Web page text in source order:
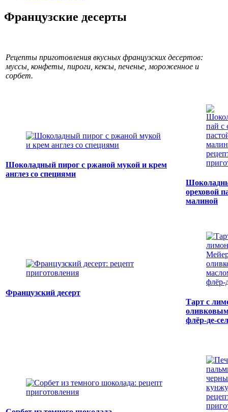
Французские десерты
Рецепты приготовления вкусных французских десертов:
муссы, конфеты, пироги, кексы, печенье, мороженное и
сорбет.
Шоколадный пирог с ржаной мукой и крем
англез со специями
ореховой
малиной
Французский десерт
Тарт с
флёр-де-